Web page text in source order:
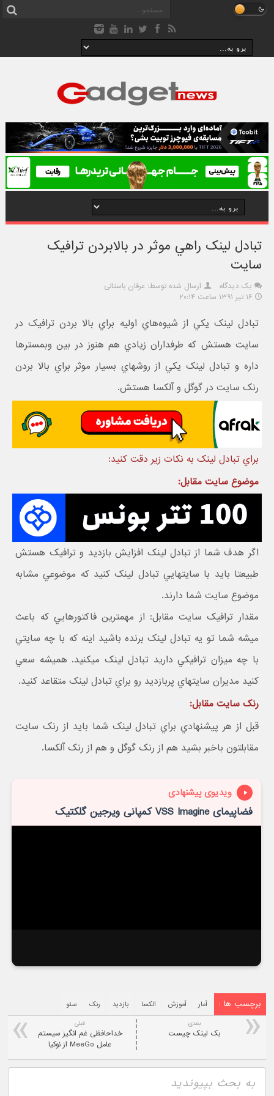
تبادل لينک راهي موثر در بالابردن ترافيک
سايت
یک دیدگاه
ارسال شده توسط: عرفان باستانی
۱۶ تیر ۱۳۹۱ ساعت ۲۰:۱۴
تبادل لينک يکي از شيوه‌هاي اوليه براي بالا بردن ترافيک در
سايت هستش که طرفداران زيادي هم هنوز در بين وبمسترها
داره و تبادل لينک يکي از روشهاي بسيار موثر براي بالا بردن
رنک سايت در گوگل و آلکسا هستش.
براي تبادل لينک به نکات زير دقت کنيد:
موضوع سايت مقابل:
اگر هدف شما از تبادل لينک افزايش بازديد و ترافيک هستش
طبيعتا بايد با سايتهايي تبادل لينک کنيد که موضوعي مشابه
موضوع سايت شما دارند.
مقدار ترافيک سايت مقابل: از مهمترين فاکتورهايي که باعث
ميشه شما تو يه تبادل لينک برنده باشيد اينه که با چه سايتي
با چه ميزان ترافيکي داريد تبادل لينک ميکنيد. هميشه سعي
کنيد مديران سايتهاي پربازديد رو براي تبادل لينک متقاعد کنيد.
رنک سايت مقابل:
قبل از هر پيشنهادي براي تبادل لينک شما بايد از رنک سايت
مقابلتون باخبر بشيد هم از رنک گوگل و هم از رنک آلکسا.
ویدیوی پیشنهادی
فضاپیمای VSS Imagine کمپانی ویرجین گلکتیک
برچسب ها : آمار آموزش الکسا بازدید رنک سئو
قبلی
خداحافظی غم انگيز سیستم
عامل MeeGo از نوکیا
بعدی:
بک لینک چیست